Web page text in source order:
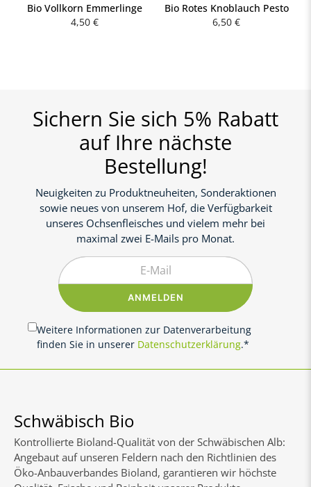
Bio Vollkorn Emmerlinge
4,50 €
Bio Rotes Knoblauch Pesto
6,50 €
Sichern Sie sich 5% Rabatt
auf Ihre nächste
Bestellung!
Neuigkeiten zu Produktneuheiten, Sonderaktionen
sowie neues von unserem Hof, die Verfügbarkeit
unseres Ochsenfleisches und vielem mehr bei
maximal zwei E-Mails pro Monat.
E-Mail
ANMELDEN
Weitere Informationen zur Datenverarbeitung
finden Sie in unserer Datenschutzerklärung.*
Schwäbisch Bio
Kontrol­lierte Bio­land-Quali­tät von der Schwä­bischen Alb:
An­ge­baut auf un­seren Fel­dern nach den Richt­linien des
Öko-An­bau­ver­ban­des Bio­land, garan­tieren wir höch­ste